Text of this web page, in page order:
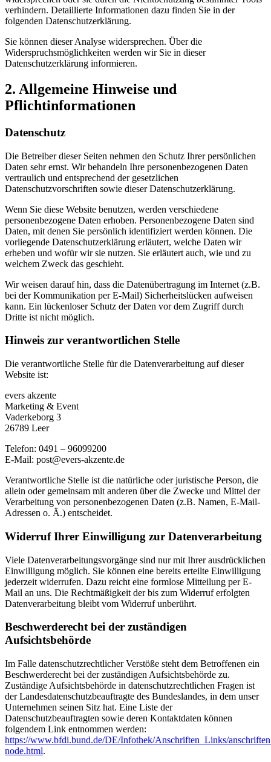
verhindern. Detaillierte Informationen dazu finden Sie in der
folgenden Datenschutzerklärung.
Sie können dieser Analyse widersprechen. Über die
Widerspruchsmöglichkeiten werden wir Sie in dieser
Datenschutzerklärung informieren.
2. Allgemeine Hinweise und
Pflichtinformationen
Datenschutz
Die Betreiber dieser Seiten nehmen den Schutz Ihrer persönlichen
Daten sehr ernst. Wir behandeln Ihre personenbezogenen Daten
vertraulich und entsprechend der gesetzlichen
Datenschutzvorschriften sowie dieser Datenschutzerklärung.
Wenn Sie diese Website benutzen, werden verschiedene
personenbezogene Daten erhoben. Personenbezogene Daten sind
Daten, mit denen Sie persönlich identifiziert werden können. Die
vorliegende Datenschutzerklärung erläutert, welche Daten wir
erheben und wofür wir sie nutzen. Sie erläutert auch, wie und zu
welchem Zweck das geschieht.
Wir weisen darauf hin, dass die Datenübertragung im Internet (z.B.
bei der Kommunikation per E-Mail) Sicherheitslücken aufweisen
kann. Ein lückenloser Schutz der Daten vor dem Zugriff durch
Dritte ist nicht möglich.
Hinweis zur verantwortlichen Stelle
Die verantwortliche Stelle für die Datenverarbeitung auf dieser
Website ist:
evers akzente
Marketing & Event
Vaderkeborg 3
26789 Leer
Telefon: 0491 – 96099200
E-Mail: post@evers-akzente.de
Verantwortliche Stelle ist die natürliche oder juristische Person, die
allein oder gemeinsam mit anderen über die Zwecke und Mittel der
Verarbeitung von personenbezogenen Daten (z.B. Namen, E-Mail-
Adressen o. Ä.) entscheidet.
Widerruf Ihrer Einwilligung zur Datenverarbeitung
Viele Datenverarbeitungsvorgänge sind nur mit Ihrer ausdrücklichen
Einwilligung möglich. Sie können eine bereits erteilte Einwilligung
jederzeit widerrufen. Dazu reicht eine formlose Mitteilung per E-
Mail an uns. Die Rechtmäßigkeit der bis zum Widerruf erfolgten
Datenverarbeitung bleibt vom Widerruf unberührt.
Beschwerderecht bei der zuständigen
Aufsichtsbehörde
Im Falle datenschutzrechtlicher Verstöße steht dem Betroffenen ein
Beschwerderecht bei der zuständigen Aufsichtsbehörde zu.
Zuständige Aufsichtsbehörde in datenschutzrechtlichen Fragen ist
der Landesdatenschutzbeauftragte des Bundeslandes, in dem unser
Unternehmen seinen Sitz hat. Eine Liste der
Datenschutzbeauftragten sowie deren Kontaktdaten können
folgendem Link entnommen werden:
https://www.bfdi.bund.de/DE/Infothek/Anschriften_Links/
node.html.